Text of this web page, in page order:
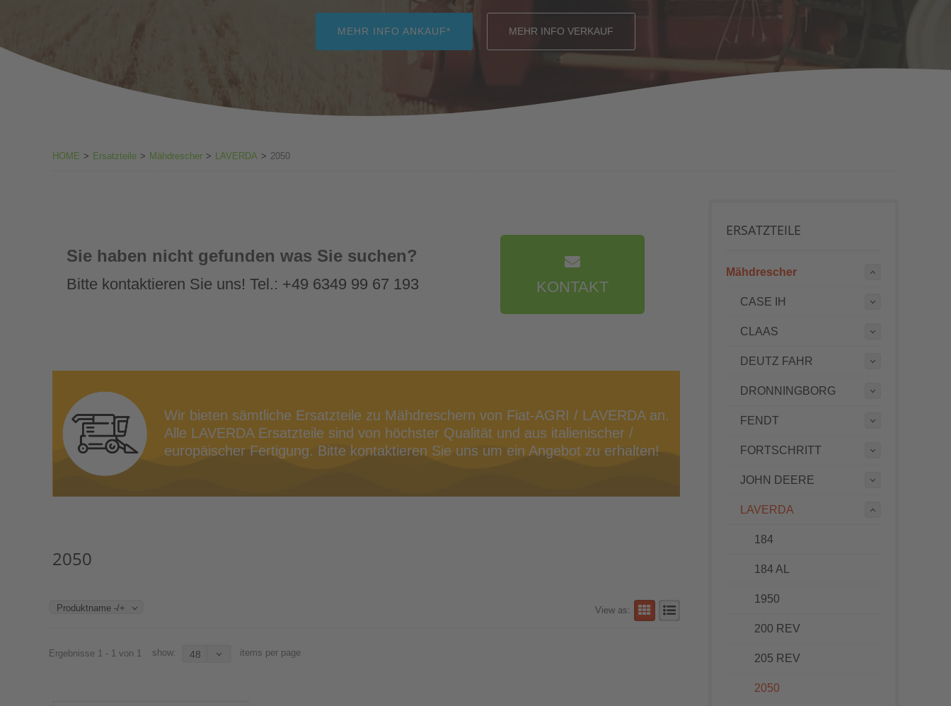
MEHR INFO ANKAUF* MEHR INFO VERKAUF
HOME > Ersatzteile > Mähdrescher > LAVERDA > 2050
Sie haben nicht gefunden was Sie suchen?
Bitte kontaktieren Sie uns! Tel.: +49 6349 99 67 193 KONTAKT
Wir bieten sämtliche Ersatzteile zu Mähdreschern von Fiat-AGRI / LAVERDA an.
Alle LAVERDA Ersatzteile sind von höchster Qualität und aus italienischer /
europäischer Fertigung. Bitte kontaktieren Sie uns um ein Angebot zu erhalten!
2050
View as:
Produktname -/+
Ergebnisse 1 - 1 von 1 show: 48 items per page
ERSATZTEILE
Mähdrescher
CASE IH
CLAAS
DEUTZ FAHR
DRONNINGBORG
FENDT
FORTSCHRITT
JOHN DEERE
LAVERDA
184
184 AL
1950
200 REV
205 REV
2050